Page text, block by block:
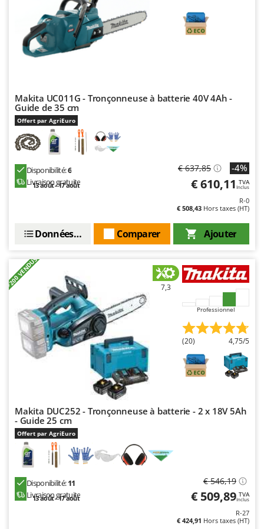
Master
Mastercook
Masterpro
McCulloch
Michelin
Mille
Minox
Mockmill
More than chef
MOSA
MTD
N
New O.M.R.A.
Nilfisk
Ninja
Novatec
Novital
NuAir
O
Officine Savioli
Oliviero
Olix
OMA
Omas
Ompagrill
Makita UC011G - Tronçonneuse à batterie 40V 4Ah -
Guide de 35 cm
Offert par AgriEuro
Disponibilité:6
Livraison gratuite
13 août - 17 août
€ 637,85 -4%
€ 610,11 TVA
Inclus
R-0
€ 508,43 Hors taxes (HT)
Ajouter
Comparer
Données techniques
+200 VENDUS 7,3
Professionnel
(20) 4,75/5
Makita DUC252 - Tronçonneuse à batterie - 2 x 18V 5Ah
- Guide 25 cm
Offert par AgriEuro
Disponibilité:11
Livraison gratuite
13 août - 17 août
€ 546,19
€ 509,89 TVA
Inclus
R-27
€ 424,91 Hors taxes (HT)